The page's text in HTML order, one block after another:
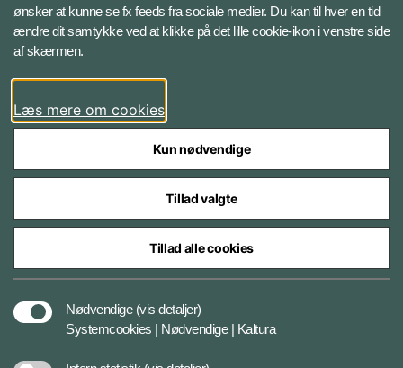
Bluesky
LinkedIn
Styrelser og myndigheder under Forsvarsministeriet
ønsker at kunne se fx feeds fra sociale medier. Du kan til hver en tid
ændre dit samtykke ved at klikke på det lille cookie-ikon i venstre side
af skærmen.
Læs mere om cookies
Kun nødvendige
Tillad valgte
Tillad alle cookies
Nødvendige (vis detaljer)
Systemcookies | Nødvendige | Kaltura